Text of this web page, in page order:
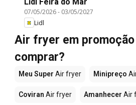
Lidl Feira do Mar
07/05/2026- 03/05/2027
Lidl
Air fryer em promoção
comprar?
Meu Super Air fryer Minipreço
Coviran Air fryer Amanhecer Air